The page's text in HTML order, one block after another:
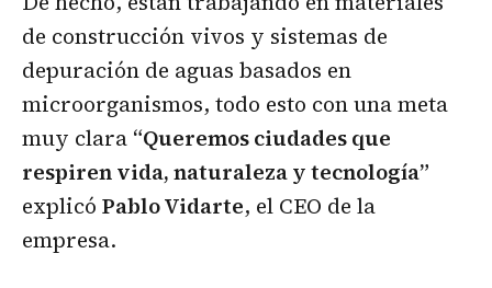
de construcción vivos y sistemas de
depuración de aguas basados en
microorganismos, todo esto con una meta
muy clara “Queremos ciudades que
respiren vida, naturaleza y tecnología”
explicó Pablo Vidarte, el CEO de la
empresa.